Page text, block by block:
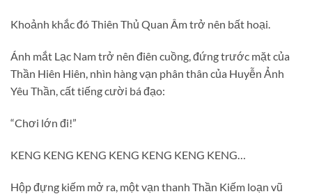
Khoảnh khắc đó Thiên Thủ Quan Âm trở nên bất hoại.
Ánh mắt Lạc Nam trở nên điên cuồng, đứng trước mặt của
Thần Hiên Hiên, nhìn hàng vạn phân thân của Huyễn Ảnh
Yêu Thần, cất tiếng cười bá đạo:
“Chơi lớn đi!”
KENG KENG KENG KENG KENG KENG KENG…
Hộp đựng kiếm mở ra, một vạn thanh Thần Kiếm loạn vũ